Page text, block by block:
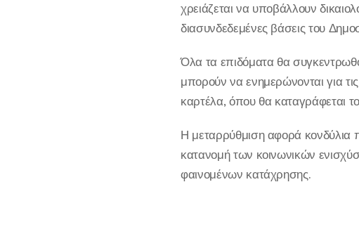
χρειάζεται να υποβάλλουν
διασυνδεδεμένες βάσεις του
Όλα τα επιδόματα θα
μπορούν να ενημερώνονται για
καρτέλα, όπου θα καταγράφεται
Η μεταρρύθμιση αφορά κονδύλια
κατανομή των κοινωνικών
φαινομένων κατάχρησης.